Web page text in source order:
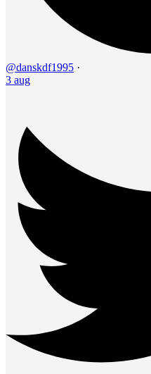
@danskdf1995 ·
3 aug